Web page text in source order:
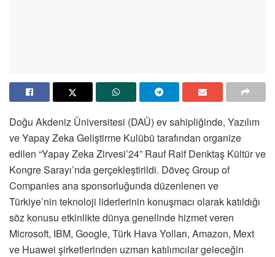
Doğu Akdeniz Üniversitesi (DAÜ) ev sahipliğinde, Yazılım
ve Yapay Zeka Geliştirme Kulübü tarafından organize
edilen “Yapay Zeka Zirvesi’24” Rauf Raif Denktaş Kültür ve
Kongre Sarayı’nda gerçekleştirildi. Döveç Group of
Companies ana sponsorluğunda düzenlenen ve
Türkiye’nin teknoloji liderlerinin konuşmacı olarak katıldığı
söz konusu etkinlikte dünya genelinde hizmet veren
Microsoft, IBM, Google, Türk Hava Yolları, Amazon, Mext
ve Huawei şirketlerinden uzman katılımcılar geleceğin